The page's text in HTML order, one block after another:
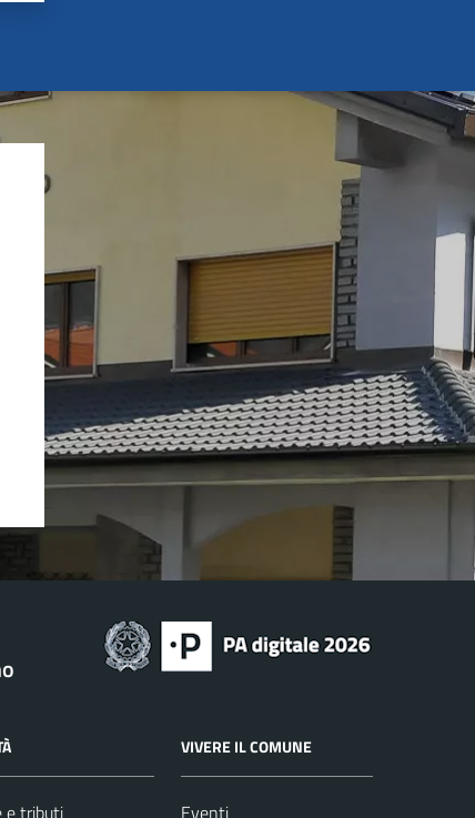
e tributi
VIVERE IL COMUNE
Eventi